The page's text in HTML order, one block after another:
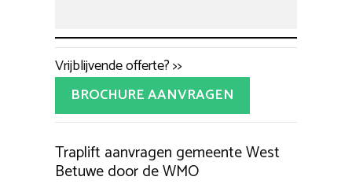
Vrijblijvende offerte? >>
BROCHURE AANVRAGEN
Traplift aanvragen gemeente West
Betuwe door de WMO